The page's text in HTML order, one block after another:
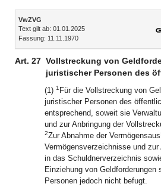
Inhalt
VwZVG
Text gilt ab: 01.01.2025
Fassung: 11.11.1970
Art. 27 Vollstreckung von
juristischer Personen des
(1) 1 Für die Vollstreckung von
juristischer Personen des
entsprechend, soweit sie
und zur Anbringung der
2Zur Abnahme der
Vermögensverzeichnisse und
in das Schuldnerverzeichnis
Einziehung von
Personen jedoch nicht befugt.